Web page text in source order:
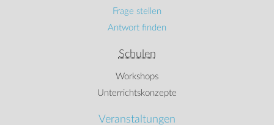
Frage stellen
Antwort finden
Schulen
Workshops
Unterrichtskonzepte
Veranstaltungen